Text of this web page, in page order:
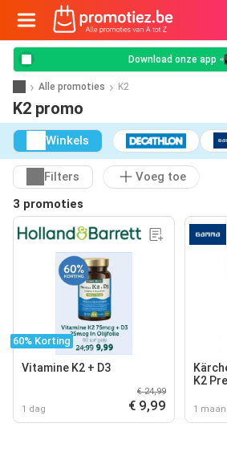
Download onze app
Alle promoties K2
K2 promo
Winkels
Filters
Voeg toe
3 promoties
60% Korting
Vitamine K2 + D3
1 dag
€ 24,99
€ 9,99
K2
1